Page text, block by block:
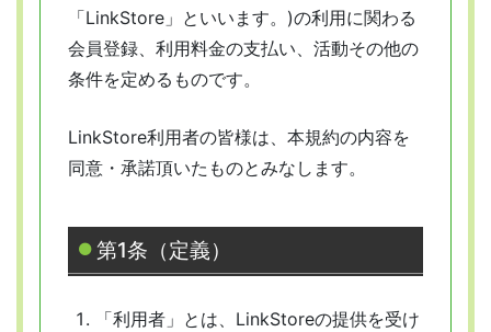
「LinkStore」といいます。)の利用に関わる
会員登録、利用料金の支払い、活動その他の
条件を定めるものです。
LinkStore利用者の皆様は、本規約の内容を
同意・承諾頂いたものとみなします。
第1条（定義）
「利用者」とは、LinkStoreの提供を受け